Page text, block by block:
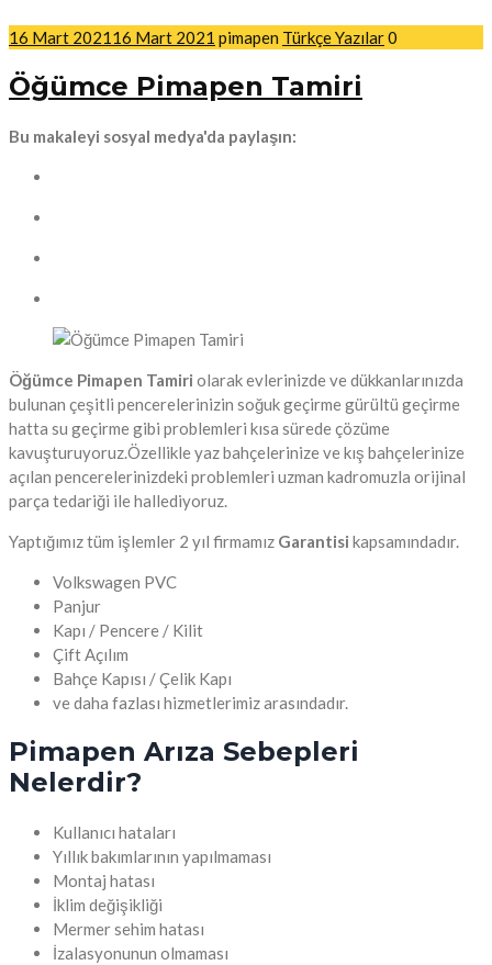
16 Mart 202116 Mart 2021 pimapen Türkçe Yazılar0
Öğümce Pimapen Tamiri
Bu makaleyi sosyal medya'da paylaşın:
Öğümce Pimapen Tamiri olarak evlerinizde ve dükkanlarınızda
bulunan çeşitli pencerelerinizin soğuk geçirme gürültü geçirme
hatta su geçirme gibi problemleri kısa sürede çözüme
kavuşturuyoruz.Özellikle yaz bahçelerinize ve kış bahçelerinize
açılan pencerelerinizdeki problemleri uzman kadromuzla orijinal
parça tedariği ile hallediyoruz.
Yaptığımız tüm işlemler 2 yıl firmamız Garantisi kapsamındadır.
Volkswagen PVC
Panjur
Kapı / Pencere / Kilit
Çift Açılım
Bahçe Kapısı / Çelik Kapı
ve daha fazlası hizmetlerimiz arasındadır.
Pimapen Arıza Sebepleri
Nelerdir?
Kullanıcı hataları
Yıllık bakımlarının yapılmaması
Montaj hatası
İklim değişikliği
Mermer sehim hatası
İzalasyonunun olmaması